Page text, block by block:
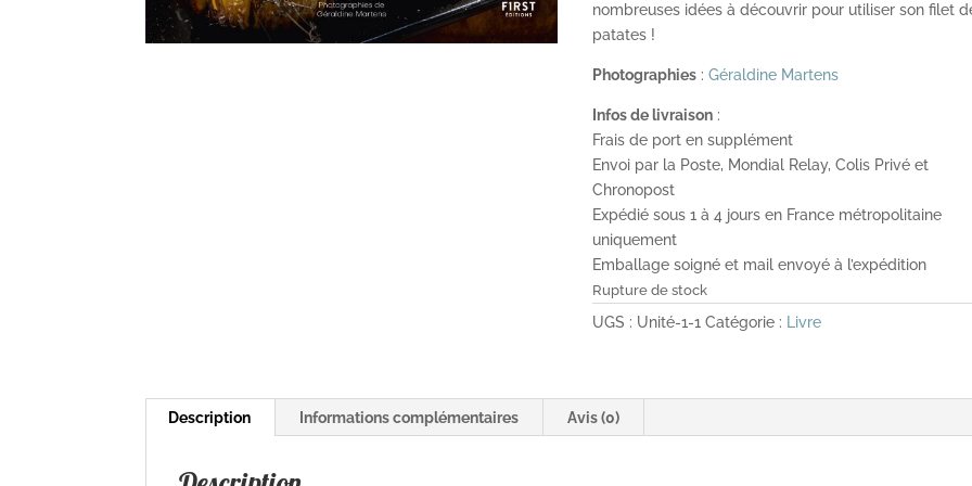
nombreuses idées à découvrir pour utiliser son filet
patates !
Photographies :Géraldine Martens
Infos de livraison :
Frais de port en supplément
Envoi par la Poste, Mondial Relay, Colis Privé et
Chronopost
Expédié sous 1 à 4 jours en France métropolitaine
uniquement
Emballage soigné et mail envoyé à l’expédition
Rupture de stock
UGS : Unité-1-1 Catégorie : Livre
Description Informations complémentaires Avis (0)